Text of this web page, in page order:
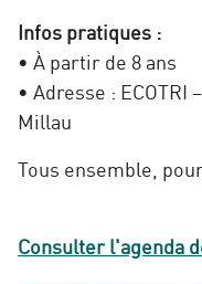
Infos pratiques :
• À partir de 8 ans
• Adresse : ECOTRI
Millau
Tous ensemble,
Consulter l'agenda